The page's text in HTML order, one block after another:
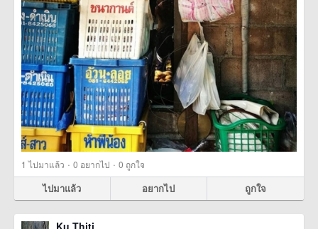
1 ไปมาแล้ว · 0 อยากไป · 0 ถูกใจ
ไปมาแล้ว อยากไป ถูกใจ
Ku Thiti